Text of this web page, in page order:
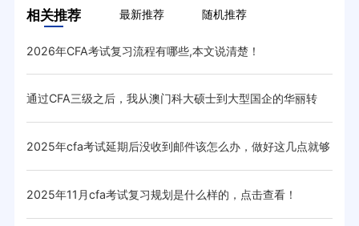
相关推荐 最新推荐 随机推荐
2026年CFA考试复习流程有哪些,本文说清楚！
通过CFA三级之后，我从澳门科大硕士到大型国企的华丽转
变！
2025年cfa考试延期后没收到邮件该怎么办，做好这几点就够
了！
2025年11月cfa考试复习规划是什么样的，点击查看！